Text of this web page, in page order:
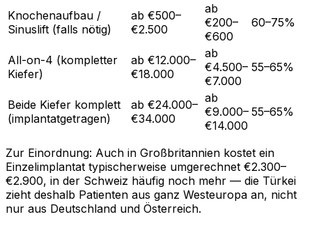
Knochenaufbau /
Sinuslift (falls nötig)
ab €500–
€2.500
ab
€200–
€600
60–75%
All-on-4 (kompletter
Kiefer)
ab €12.000–
€18.000
ab
€4.500–
€7.000
55–65%
Beide Kiefer komplett
(implantatgetragen)
ab €24.000–
€34.000
ab
€9.000–
€14.000
55–65%
Zur Einordnung: Auch in Großbritannien kostet ein
Einzelimplantat typischerweise umgerechnet €2.300–
€2.900, in der Schweiz häufig noch mehr — die Türkei
zieht deshalb Patienten aus ganz Westeuropa an, nicht
nur aus Deutschland und Österreich.